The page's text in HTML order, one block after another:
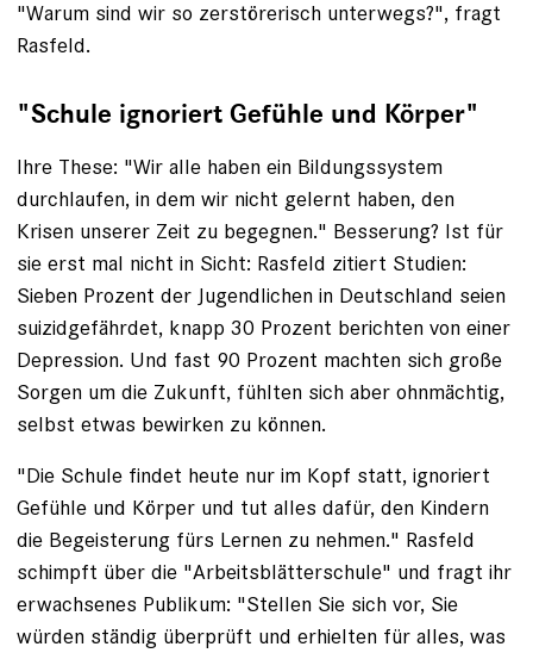
"Warum sind wir so zerstörerisch ­unterwegs?", fragt
Rasfeld.
"Schule ignoriert Gefühle und Körper"
Ihre These: "Wir alle haben ein Bildungs­system
durchlaufen, in dem wir nicht gelernt haben, den
Krisen ­unserer Zeit zu begegnen." Besserung? Ist für
sie erst mal nicht in Sicht: Rasfeld zitiert Studien:
Sieben Prozent der Jugendlichen in Deutschland seien
suizid­gefährdet, knapp 30 Prozent berichten von einer
Depression. Und fast 90 Prozent machten sich große
Sorgen um die Zukunft, fühlten sich aber ohnmächtig,
selbst etwas bewirken zu können.
"Die Schule findet heute nur im Kopf statt, ignoriert
Gefühle und Körper und tut alles dafür, den Kindern
die Begeisterung fürs ­Lernen zu nehmen." Rasfeld
schimpft über die "Arbeitsblätterschule" und fragt ihr
erwachsenes Publikum: "Stellen Sie sich vor, Sie
würden ­ständig überprüft und erhielten für alles, was